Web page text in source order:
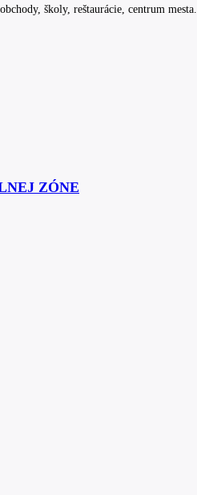
školy, reštaurácie, centrum mesta.
ZÓNE